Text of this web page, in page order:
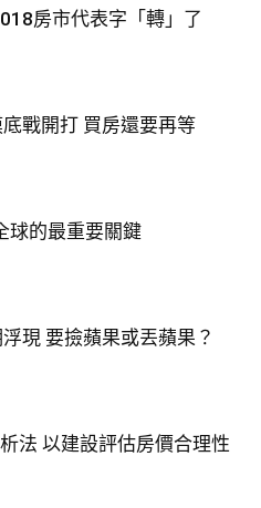
房市代表字「轉」了
戰開打 買房還要再等
球的最重要關鍵
現 要撿蘋果或丟蘋果？
法 以建設評估房價合理性